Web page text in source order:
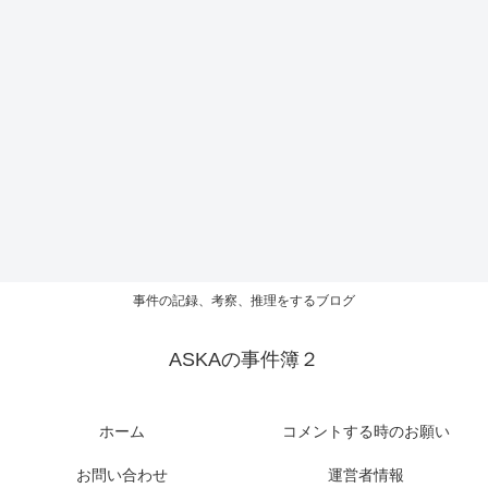
事件の記録、考察、推理をするブログ
ASKAの事件簿２
ホーム コメントする時のお願い
お問い合わせ 運営者情報